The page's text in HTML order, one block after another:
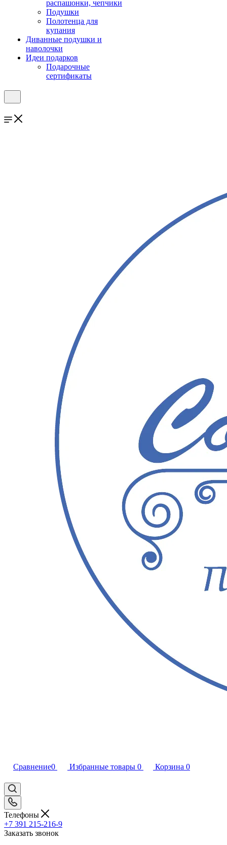
распашонки, чепчики
Подушки
Полотенца для
купания
Диванные подушки и
наволочки
Идеи подарков
Подарочные
сертификаты
Сравнение0 Избранные товары 0 Корзина 0
Телефоны
+7 391 215-216-9
Заказать звонок